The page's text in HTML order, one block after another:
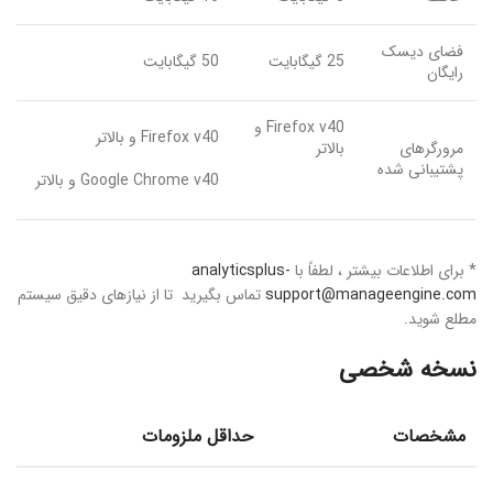
فضای دیسک
رایگان
25 گیگابایت 50 گیگابایت
مرورگرهای
پشتیبانی شده
Firefox v40 و
بالاتر
Firefox v40 و بالاتر
Google Chrome v40 و بالاتر
* برای اطلاعات بیشتر ، لطفاً با analyticsplus-
support@manageengine.comتماس بگیرید تا از نیازهای دقیق سیستم
مطلع شوید.
نسخه شخصی
مشخصات حداقل ملزومات